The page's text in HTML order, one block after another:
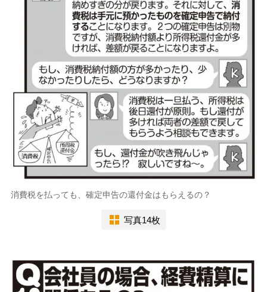
消費税を払っても、確定申告の還付金はもらえるの？
写真14枚